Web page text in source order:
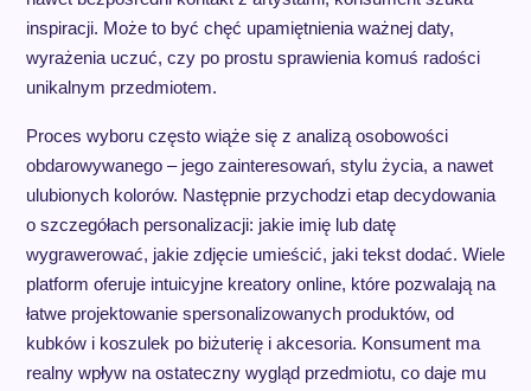
inspiracji. Może to być chęć upamiętnienia ważnej daty,
wyrażenia uczuć, czy po prostu sprawienia komuś radości
unikalnym przedmiotem.
Proces wyboru często wiąże się z analizą osobowości
obdarowywanego – jego zainteresowań, stylu życia, a nawet
ulubionych kolorów. Następnie przychodzi etap decydowania
o szczegółach personalizacji: jakie imię lub datę
wygrawerować, jakie zdjęcie umieścić, jaki tekst dodać. Wiele
platform oferuje intuicyjne kreatory online, które pozwalają na
łatwe projektowanie spersonalizowanych produktów, od
kubków i koszulek po biżuterię i akcesoria. Konsument ma
realny wpływ na ostateczny wygląd przedmiotu, co daje mu